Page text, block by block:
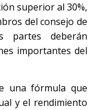
superior al 30%,
del consejo de
partes deberán
importantes del
una fórmula que
y el rendimiento